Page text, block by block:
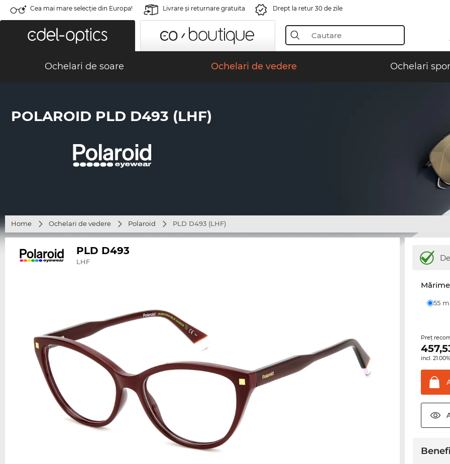
Cea mai mare selecție din Europa! Livrare şi returnare gratuita Drept la retur 30 de zile
Ochelari de soare Ochelari de vedere Ochelari
POLAROID PLD D493 (LHF)
Home Ochelari de vedere Polaroid PLD D493 (LHF)
PLD D493
LHF
55
Preţ
incl.